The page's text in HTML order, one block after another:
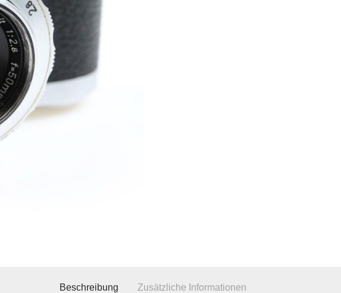
Beschreibung Zusätzliche Informationen